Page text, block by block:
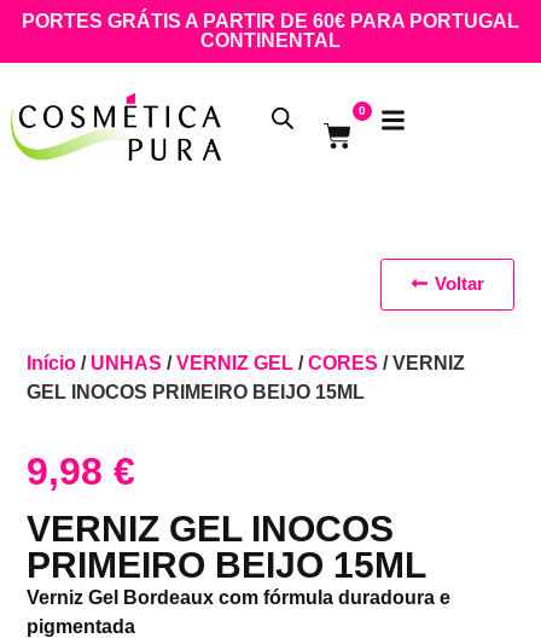
PORTES GRÁTIS A PARTIR DE 60€ PARA PORTUGAL
CONTINENTAL
0
Início / UNHAS /VERNIZ GEL /CORES / VERNIZ
GEL INOCOS PRIMEIRO BEIJO 15ML
9,98€
VERNIZ GEL INOCOS
PRIMEIRO BEIJO 15ML
Verniz Gel Bordeaux com fórmula duradoura e
pigmentada
Voltar